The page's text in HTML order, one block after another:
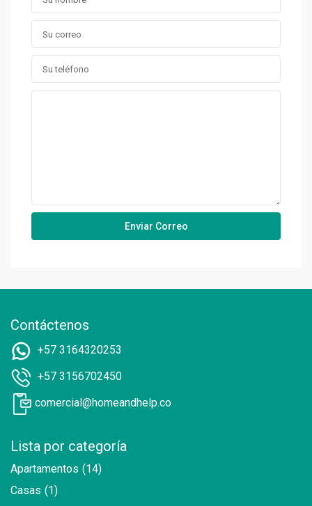
Contáctenos
+57 3164320253
+57 3156702450
comercial@homeandhelp.co
Lista por categoría
Apartamentos (14)
Casas (1)